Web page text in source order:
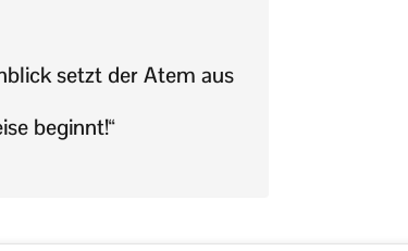
setzt der Atem aus
beginnt!“